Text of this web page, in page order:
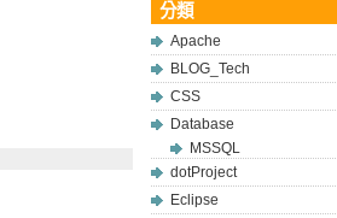
分類
Apache
BLOG_Tech
CSS
Database
MSSQL
dotProject
Eclipse